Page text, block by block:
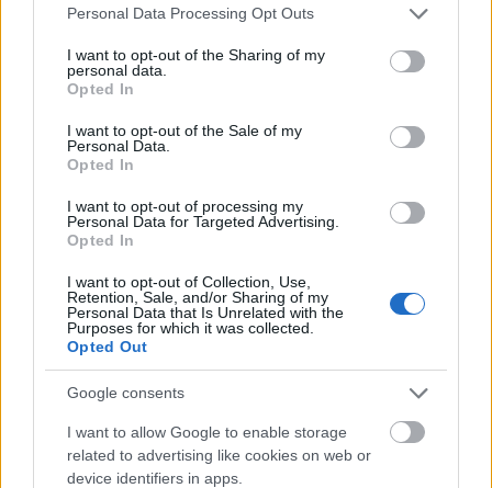
Please note that this website/app uses one or more Google
not limited to your visit or usage behaviour. You may click to
grant or deny consent to Google and its third-party tags to
use your data for below specified purposes in below Google
consent section.
Personal Data Processing Opt Outs
I want to opt-out of the Sharing of my
personal data.
Opted In
I want to opt-out of the Sale of my
Personal Data.
Opted In
I want to opt-out of processing my
Personal Data for Targeted Advertising.
Opted In
I want to opt-out of Collection, Use,
Retention, Sale, and/or Sharing of my
Personal Data that Is Unrelated with the
Purposes for which it was collected.
Opted Out
Google consents
I want to allow Google to enable storage
related to advertising like cookies on web or
device identifiers in apps.
Kris Jennerre szerencsehozó
istennőként tekintenek Kínában,
több tízezren posztolták a fotóit a
jólét reményében